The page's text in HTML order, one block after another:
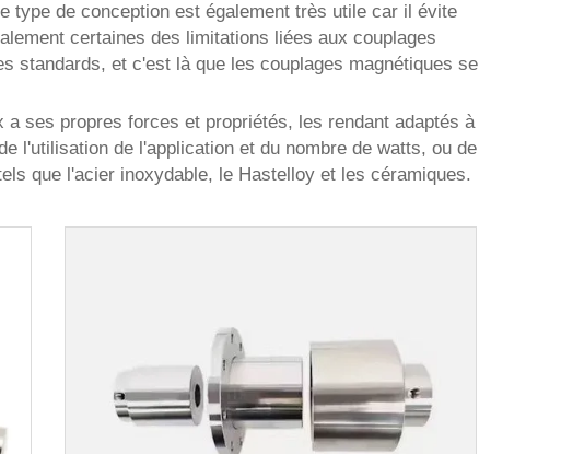
type de conception est également très utile car il évite
certaines des limitations liées aux couplages
standards, et c'est là que les couplages magnétiques se
ses propres forces et propriétés, les rendant adaptés à
l'utilisation de l'application et du nombre de watts, ou de
que l'acier inoxydable, le Hastelloy et les céramiques.